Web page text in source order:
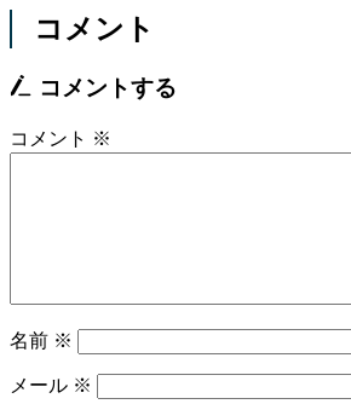
コメント
コメントする
コメント ※
名前 ※
メール ※